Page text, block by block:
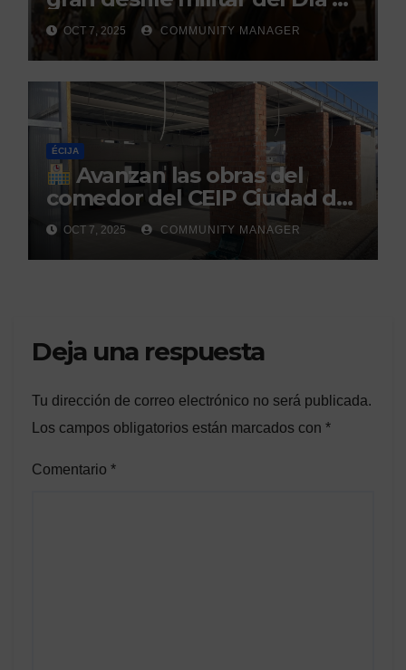
la Hispanidad organizado por
el Centro Militar de Cría
Caballar
OCT 7, 2025 COMMUNITY MANAGER
ÉCIJA
Avanzan las obras del
comedor del CEIP Ciudad del
Sol: su finalización está
prevista para finales de 2025
OCT 7, 2025 COMMUNITY MANAGER
Deja una respuesta
Tu dirección de correo electrónico no será publicada.
Los campos obligatorios están marcados con *
Comentario *